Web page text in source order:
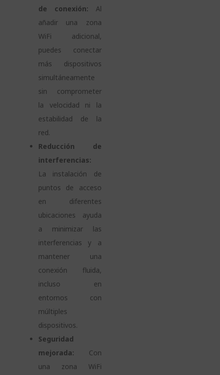
de conexión: Al
añadir una zona
WiFi adicional,
puedes conectar
más dispositivos
simultáneamente
sin comprometer
la velocidad ni la
estabilidad de la
red.
Reducción de
interferencias:
La instalación de
puntos de acceso
en diferentes
ubicaciones ayuda
a minimizar las
interferencias y a
mantener una
conexión fluida,
incluso en
entornos con
múltiples
dispositivos.
Seguridad
mejorada: Con
una zona WiFi